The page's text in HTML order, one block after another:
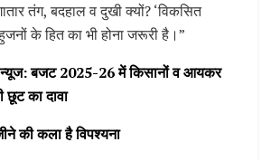
तंग, बदहाल व दुखी क्यों? ‘विकसित
के हित का भी होना जरूरी है।”
बजट 2025-26 में किसानों व आयकर
छूट का दावा
की कला है विपश्यना